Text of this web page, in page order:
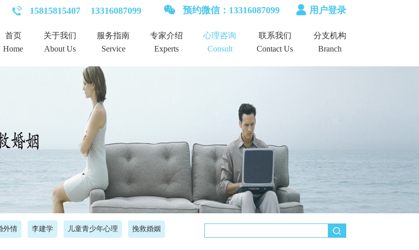
15815815407 13316087099 预约微信：13316087099 用户登录
首页
Home
关于我们
About Us
服务指南
Service
专家介绍
Experts
心理咨询
Consult
联系我们
Contact Us
分支机构
Branch
外情 李建学 儿童青少年心理 挽救婚姻